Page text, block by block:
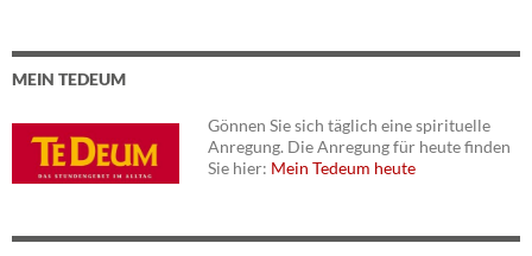
MEIN TEDEUM
Gönnen Sie sich täglich eine spirituelle
Anregung. Die Anregung für heute finden
Sie hier: Mein Tedeum heute